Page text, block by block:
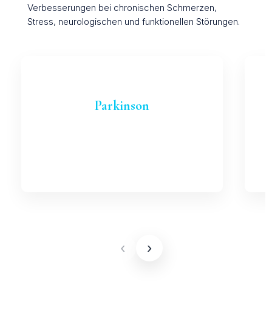
Verbesserungen bei chronischen Schmerzen,
Stress, neurologischen und funktionellen Störungen.
Parkinson
‹ ›